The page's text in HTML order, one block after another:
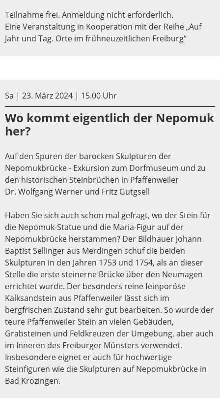
Teilnahme frei. Anmeldung nicht erforderlich.
Eine Veranstaltung in Kooperation mit der Reihe „Auf
Jahr und Tag. Orte im frühneuzeitlichen Freiburg“
Sa | 23. März 2024 | 15.00 Uhr
Wo kommt eigentlich der Nepomuk
her?
Auf den Spuren der barocken Skulpturen der
Nepomukbrücke - Exkursion zum Dorfmuseum und zu
den historischen Steinbrüchen in Pfaffenweiler
Dr. Wolfgang Werner und Fritz Gutgsell
Haben Sie sich auch schon mal gefragt, wo der Stein für
die Nepomuk-Statue und die Maria-Figur auf der
Nepomukbrücke herstammen? Der Bildhauer Johann
Baptist Sellinger aus Merdingen schuf die beiden
Skulpturen in den Jahren 1753 und 1754, als an dieser
Stelle die erste steinerne Brücke über den Neumagen
errichtet wurde. Der besonders reine feinporöse
Kalksandstein aus Pfaffenweiler lässt sich im
bergfrischen Zustand sehr gut bearbeiten. So wurde der
teure Pfaffenweiler Stein an vielen Gebäuden,
Grabsteinen und Feldkreuzen der Umgebung, aber auch
im Inneren des Freiburger Münsters verwendet.
Insbesondere eignet er auch für hochwertige
Steinfiguren wie die Skulpturen auf Nepomukbrücke in
Bad Krozingen.